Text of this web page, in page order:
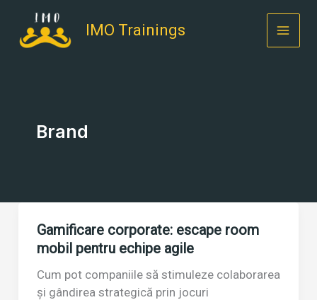
content
IMO Trainings
Brand
Gamificare corporate: escape room
mobil pentru echipe agile
Cum pot companiile să stimuleze colaborarea
și gândirea strategică prin jocuri